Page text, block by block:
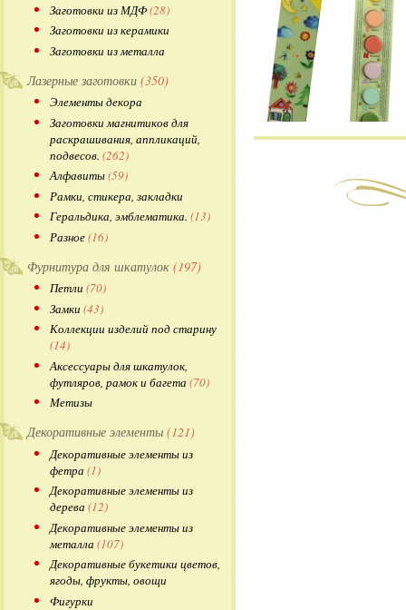
Заготовки из МДФ(28)
Заготовки из керамики
Заготовки из металла
Лазерные заготовки (350)
Элементы декора
Заготовки магнитиков для
раскрашивания, аппликаций,
подвесов. (262)
Алфавиты(59)
Рамки, стикера, закладки
Геральдика, эмблематика. (13)
Разное(16)
Фурнитура для шкатулок (197)
Петли (70)
Замки (43)
Коллекции изделий под старину
(14)
Аксессуары для шкатулок,
футляров, рамок и багета (70)
Метизы
Декоративные элементы (121)
Декоративные элементы из
фетра (1)
Декоративные элементы из
дерева (12)
Декоративные элементы из
металла (107)
Декоративные букетики цветов,
ягоды, фрукты, овощи
Фигурки